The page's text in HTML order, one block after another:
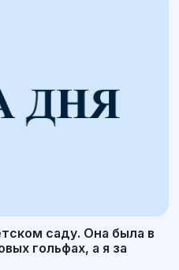
саду. Она была в
гольфах, а я за